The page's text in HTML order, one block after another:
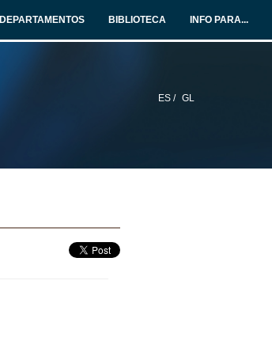
DEPARTAMENTOS BIBLIOTECA INFO PARA...
ES / GL